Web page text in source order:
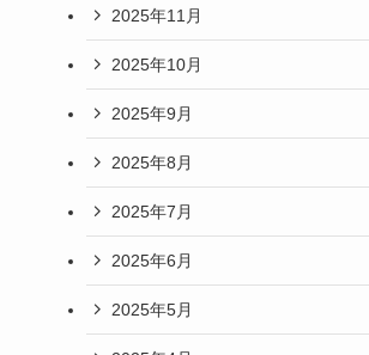
2025年11月
2025年10月
2025年9月
2025年8月
2025年7月
2025年6月
2025年5月